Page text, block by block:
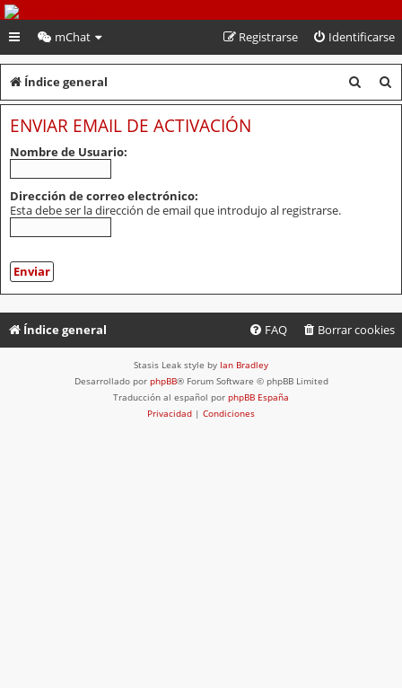
PeruVoley.com
mChat Identificarse
Registrarse
Índice general
u
u
ENVIAR EMAIL DE ACTIVACIÓN
Nombre de Usuario:
Dirección de correo electrónico:
Esta debe ser la dirección de email que introdujo al registrarse.
Índice general Borrar cookies
FAQ
Stasis Leak style by Ian Bradley
Desarrollado por phpBB® Forum Software © phpBB Limited
Traducción al español por phpBB España
Privacidad | Condiciones